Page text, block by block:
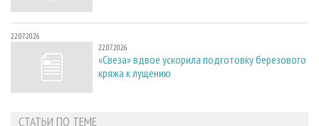
22.07.2026
22.07.2026
«Свеза» вдвое ускорила подготовку березового
кряжа к лущению
СТАТЬИ ПО ТЕМЕ